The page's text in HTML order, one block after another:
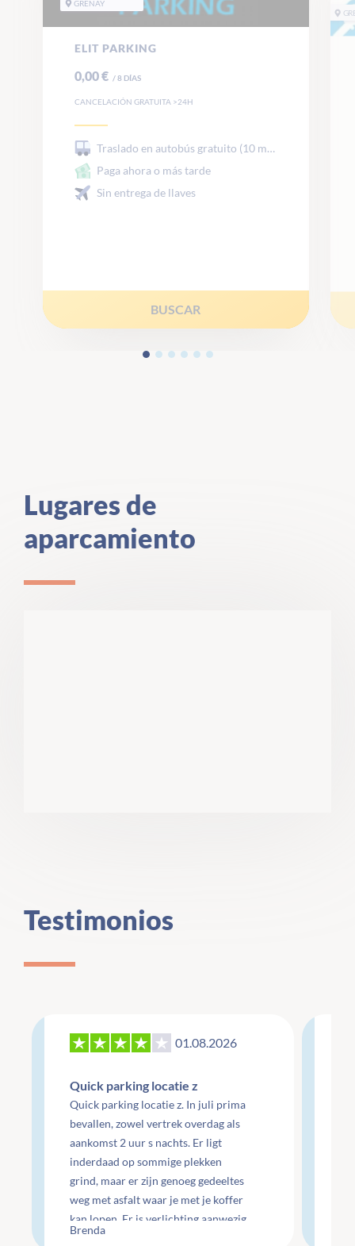
GRENAY
ELIT PARKING
0,00 € /8 DÍAS
CANCELACIÓN GRATUITA >24H
Traslado en autobús gratuito (10 min)
Paga ahora o más tarde
Sin entrega de llaves
BUSCAR
Lugares de
aparcamiento
Testimonios
01.08.2026
Quick parking locatie z
Quick parking locatie z. In juli prima
bevallen, zowel vertrek overdag als
aankomst 2 uur s nachts. Er ligt
inderdaad op sommige plekken
grind, maar er zijn genoeg gedeeltes
weg met asfalt waar je met je koffer
kan lopen. Er is verlichting aanwezig
maar wel minimaal.
Brenda